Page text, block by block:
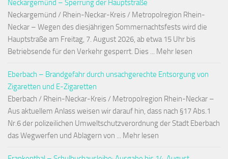
Neckargemünd – Sperrung der Hauptstraße
Neckargemünd / Rhein-Neckar-Kreis / Metropolregion Rhein-
Neckar – Wegen des diesjährigen Sommernachtsfests wird die
Hauptstraße am Freitag, 7. August 2026, ab etwa 15 Uhr bis
Betriebsende für den Verkehr gesperrt. Dies ... Mehr lesen
Eberbach – Brandgefahr durch unsachgerechte Entsorgung von
Zigaretten und E-Zigaretten
Eberbach / Rhein-Neckar-Kreis / Metropolregion Rhein-Neckar –
Aus aktuellem Anlass weisen wir darauf hin, dass nach §17 Abs.1
Nr.6 der polizeilichen Umweltschutzverordnung der Stadt Eberbach
das Wegwerfen und Ablagern von ... Mehr lesen